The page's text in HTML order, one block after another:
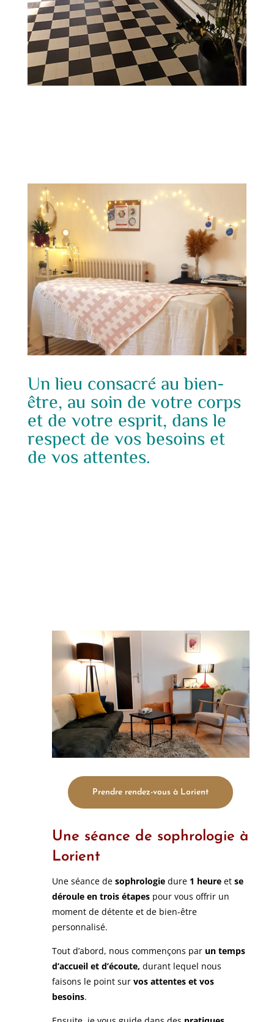
Un lieu consacré au bien-
être, au soin de votre corps
et de votre esprit, dans le
respect de vos besoins et
de vos attentes.
Prendre rendez-vous à Lorient
Une séance de sophrologie à
Lorient
Une séance desophrologie dure 1 heure etse
déroule en trois étapes pour vous offrir un
moment de détente et de bien-être
personnalisé.
Tout d’abord, nous commençons par un temps
d’accueil et d’écoute, durant lequel nous
faisons le point survos attentes et vos
besoins.